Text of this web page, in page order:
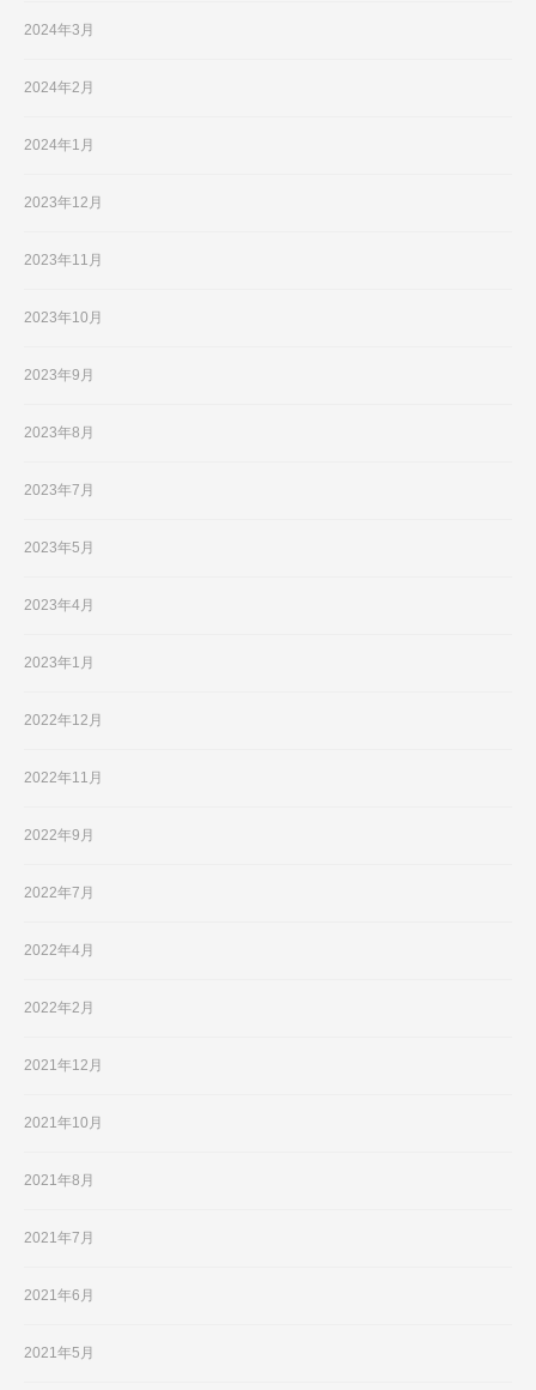
2024年3月
2024年2月
2024年1月
2023年12月
2023年11月
2023年10月
2023年9月
2023年8月
2023年7月
2023年5月
2023年4月
2023年1月
2022年12月
2022年11月
2022年9月
2022年7月
2022年4月
2022年2月
2021年12月
2021年10月
2021年8月
2021年7月
2021年6月
2021年5月